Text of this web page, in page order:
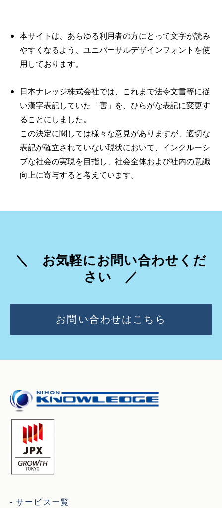
本サイトは、あらゆる利用者の方にとって文字が読み
やすくなるよう、ユニバーサルデザインフォントを使
用しております。
日本ナレッジ株式会社では、これまで法令文書等に従
い漢字表記していた「害」を、ひらがな表記に変更す
ることにしました。
この決定に関しては様々な意見がありますが、適切な
表記が確立されていない現状において、インクルーシ
ブな社会の実現を目指し、社会全体および社内の意識
向上に寄与すると考えています。
＼　お気軽にお問い合わせくだ
さい　／
お問い合わせはこちら
サービス一覧